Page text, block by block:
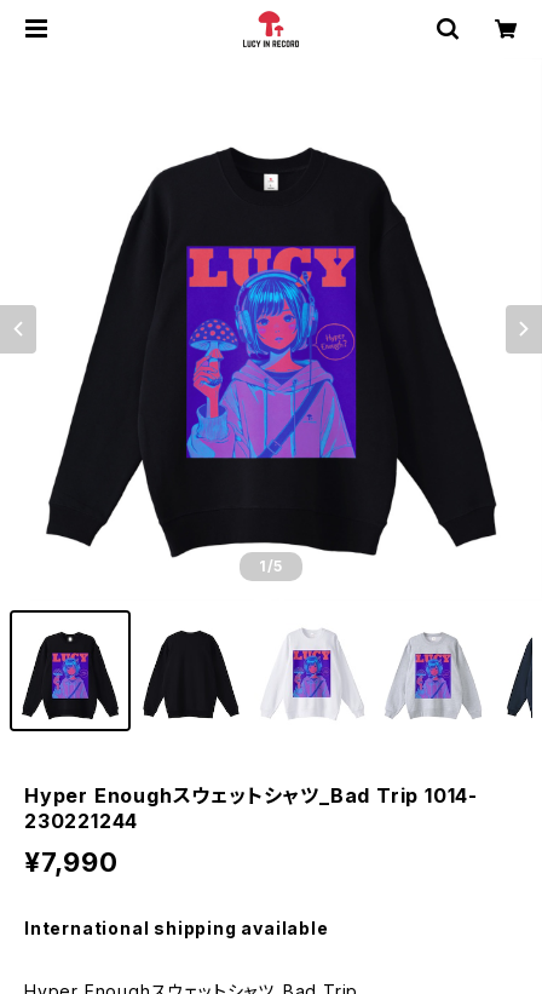
1 /5
Hyper Enoughスウェットシャツ_Bad Trip 1014-
230221244
¥7,990
International shipping available